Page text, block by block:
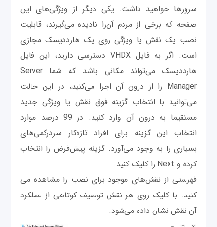
سرورها خواهید داشت. یکی دیگر از ویژگی‌های این
صفحه که برخی از مردم آن‌را نادیده می‌گیرند، قابلیت
نصب یک نقش یا ویژگی روی یک هارد‌دیسک مجازی
است. اگر به فایل VHDX دسترسی دارید، این فایل
هارددیسک می‌تواند مکانی باشد که شما Server
Manager را از درون آن اجرا می‌کنید، در این حالت
می‌توانید با انتخاب گزینه فوق نقش یا ویژگی جدید
مستقیما به درون آن وارد کنید. در 99 درصد موارد
انتخاب این گزینه برای افراد تازه‌کار سردرگمی‌های
بسیاری را به وجود می‌آورد. گزینه پیش‌فرض را انتخاب
کرده و Next را کلیک کنید.
فهرستی از نقش‌های موجود برای نصب را مشاهده می
کنید. با کلیک روی هر نقش توصیف کوتاهی از عملکرد
آن نقش نشان داده می‌شود.